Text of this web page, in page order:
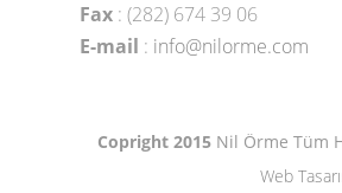
Fax: (282) 674 39 06
E-mail : info@nilorme.com
Copright 2015Nil Örme Tüm
Web